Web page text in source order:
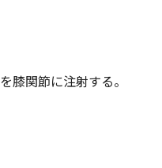
膝関節に注射する。